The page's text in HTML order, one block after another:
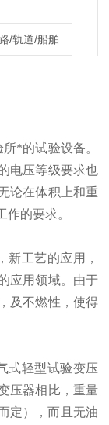
/轨道/船舶
*的试验设备。
电压等级要求也
论在体积上和重
的要求。
新工艺的应用，
应用领域。由于
及不燃性，使得
式轻型试验变压
压器相比，重量
定），而且无油